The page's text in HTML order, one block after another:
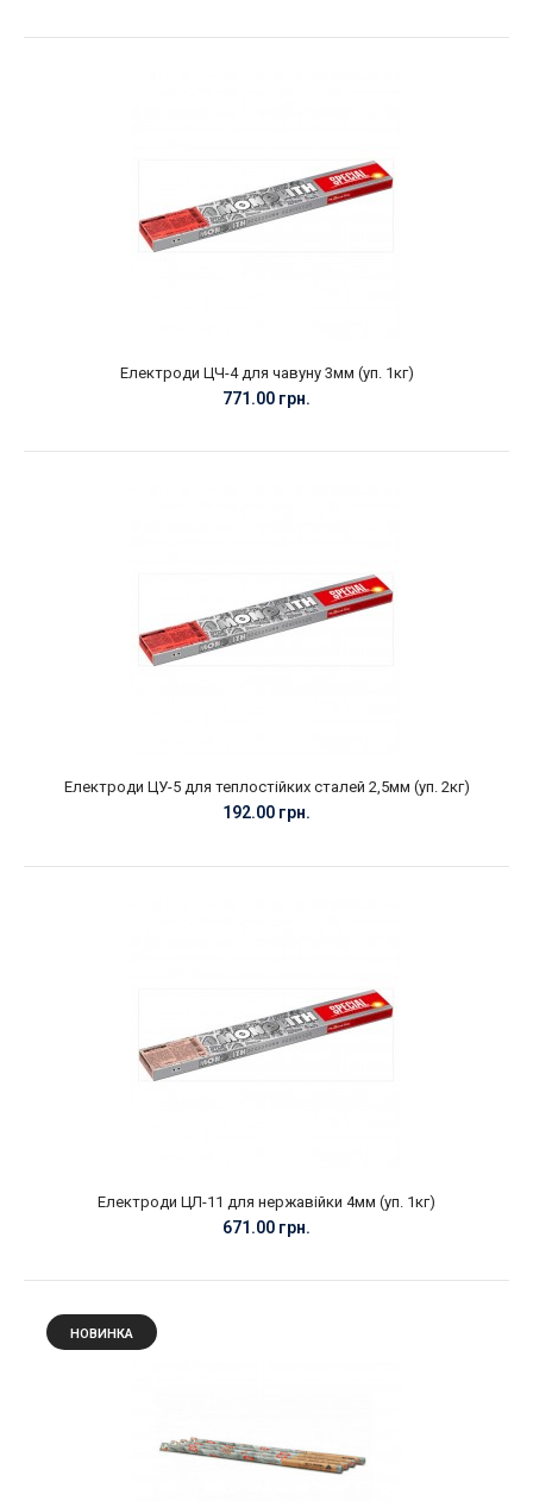
Електроди ЦЧ-4 для чавуну 3мм (уп. 1кг)
771.00 грн.
Електроди ЦУ-5 для теплостійких сталей 2,5мм (уп. 2кг)
192.00 грн.
Електроди ЦЛ-11 для нержавійки 4мм (уп. 1кг)
671.00 грн.
НОВИНКА